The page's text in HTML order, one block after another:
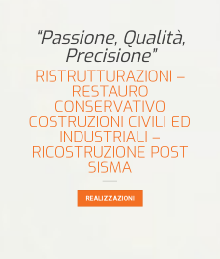
“Passione, Qualità,
Precisione”
RISTRUTTURAZIONI –
RESTAURO
CONSERVATIVO
COSTRUZIONI CIVILI ED
INDUSTRIALI –
RICOSTRUZIONE POST
SISMA
REALIZZAZIONI